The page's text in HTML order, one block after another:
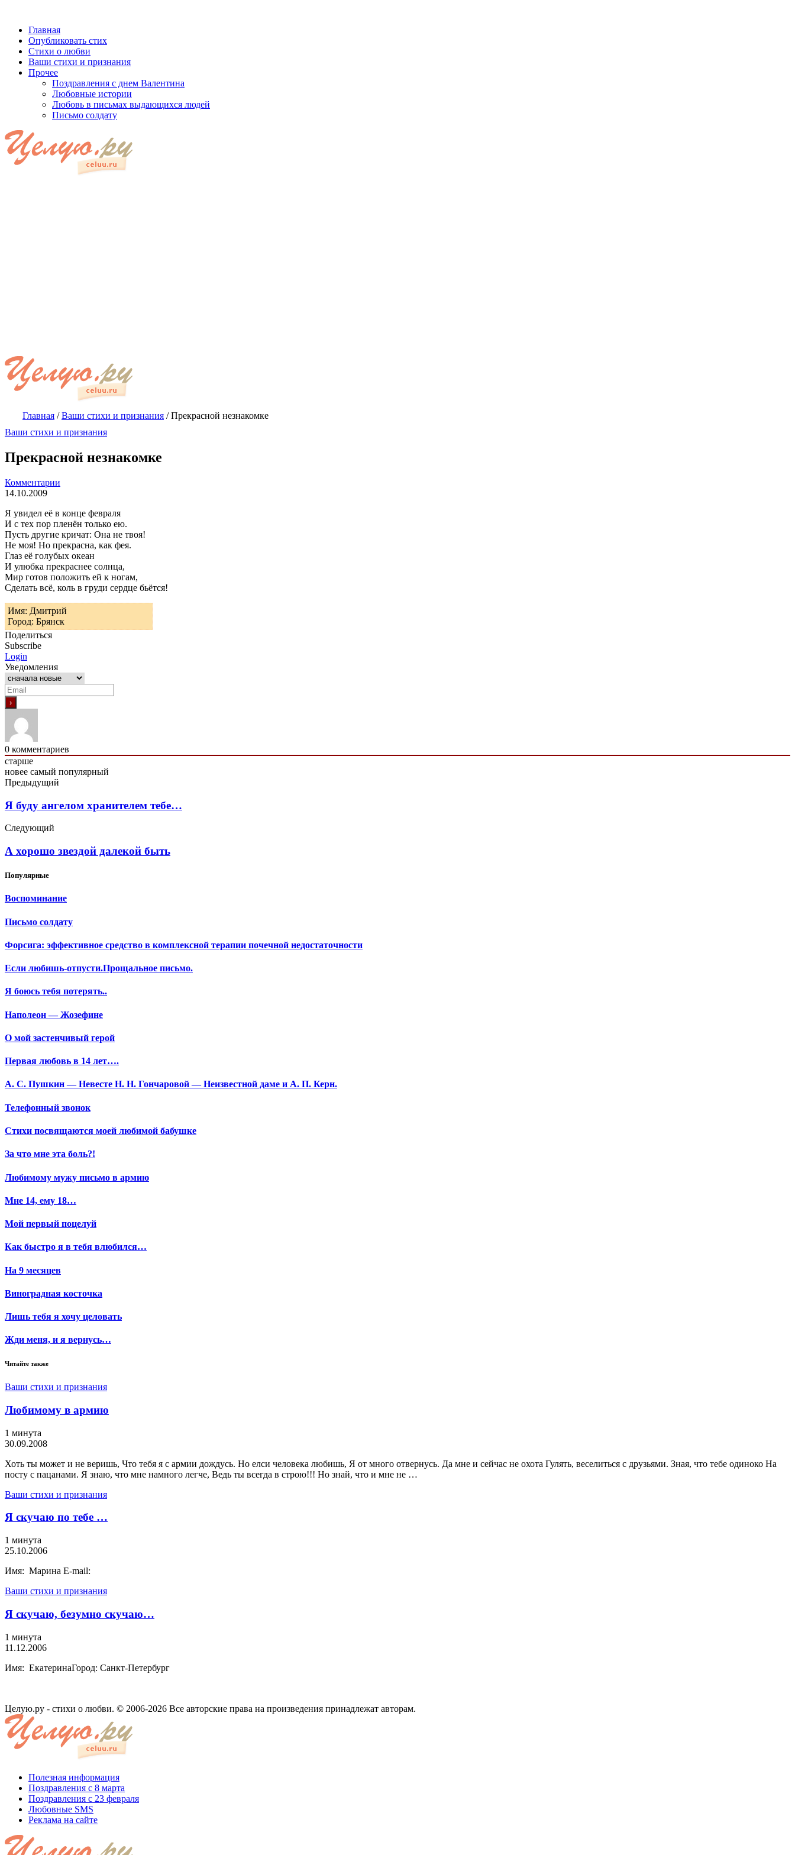
Главная
Опубликовать стих
Стихи о любви
Ваши стихи и признания
Прочее
Поздравления с днем Валентина
Любовные истории
Любовь в письмах выдающихся людей
Письмо солдату
Главная /Ваши стихи и признания /Прекрасной незнакомке
Ваши стихи и признания
Прекрасной незнакомке
Комментарии
14.10.2009
Я увидел её в конце февраля
И с тех пор пленён только ею.
Пусть другие кричат: Она не твоя!
Не моя! Но прекрасна, как фея.
Глаз её голубых океан
И улюбка прекраснее солнца,
Мир готов положить ей к ногам,
Сделать всё, коль в груди сердце бьётся!
Имя: Дмитрий
Город: Брянск
Поделиться
Subscribe
Login
Уведомления
0 комментариев
старше
новее самый популярный
Предыдущий
Я буду ангелом хранителем тебе…
Следующий
А хорошо звездой далекой быть
Популярные
Воспоминание
Письмо солдату
Форсига: эффективное средство в комплексной терапии почечной недостаточности
Если любишь-отпусти.Прощальное письмо.
Я боюсь тебя потерять..
Наполеон — Жозефине
О мой застенчивый герой
Первая любовь в 14 лет….
А. С. Пушкин — Невесте Н. Н. Гончаровой — Неизвестной даме и А. П. Керн.
Телефонный звонок
Стихи посвящаются моей любимой бабушке
За что мне эта боль?!
Любимому мужу письмо в армию
Мне 14, ему 18…
Мой первый поцелуй
Как быстро я в тебя влюбился…
На 9 месяцев
Виноградная косточка
Лишь тебя я хочу целовать
Жди меня, и я вернусь…
Читайте также
Ваши стихи и признания
Любимому в армию
1 минута
30.09.2008
Хоть ты может и не веришь, Что тебя я с армии дождусь. Но елси человека любишь, Я от много отвернусь. Да мне и сейчас не охота Гулять, веселиться с друзьями. Зная, что тебе одиноко На
посту с пацанами. Я знаю, что мне намного легче, Ведь ты всегда в строю!!! Но знай, что и мне не …
Ваши стихи и признания
Я скучаю по тебе …
1 минута
25.10.2006
Имя: Марина E-mail:
Ваши стихи и признания
Я скучаю, безумно скучаю…
1 минута
11.12.2006
Имя: ЕкатеринаГород: Санкт-Петербург
Целую.ру - стихи о любви. © 2006-2026 Все авторские права на произведения принадлежат авторам.
Полезная информация
Поздравления с 8 марта
Поздравления с 23 февраля
Любовные SMS
Реклама на сайте